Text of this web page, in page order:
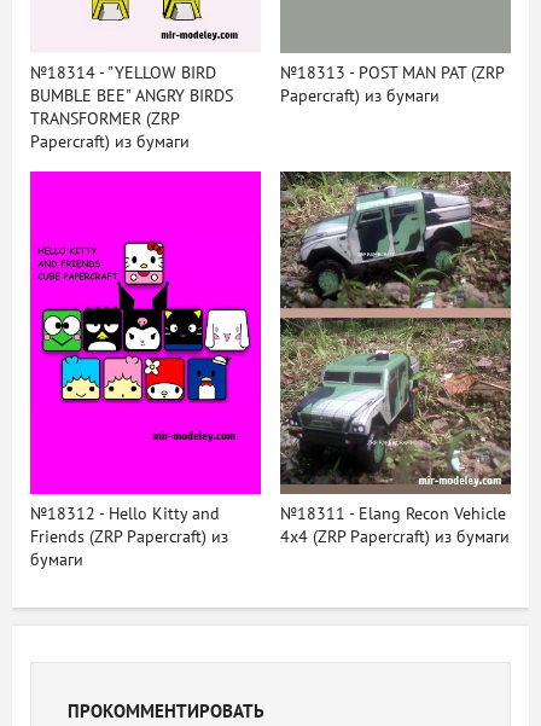
№18314 - "YELLOW BIRD
BUMBLE BEE" ANGRY BIRDS
TRANSFORMER (ZRP
Papercraft) из бумаги
№18313 - POST MAN PAT (ZRP
Papercraft) из бумаги
№18312 - Hello Kitty and
Friends (ZRP Papercraft) из
бумаги
№18311 - Elang Recon Vehicle
4x4 (ZRP Papercraft) из бумаги
ПРОКОММЕНТИРОВАТЬ